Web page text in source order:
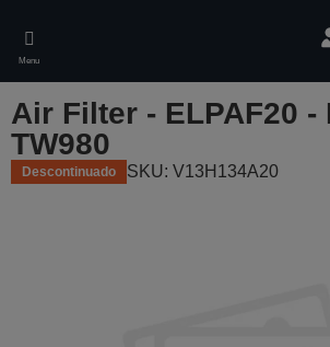
main
content
Menu
Air Filter - ELPAF20 -
TW980
Descontinuado SKU: V13H134A20